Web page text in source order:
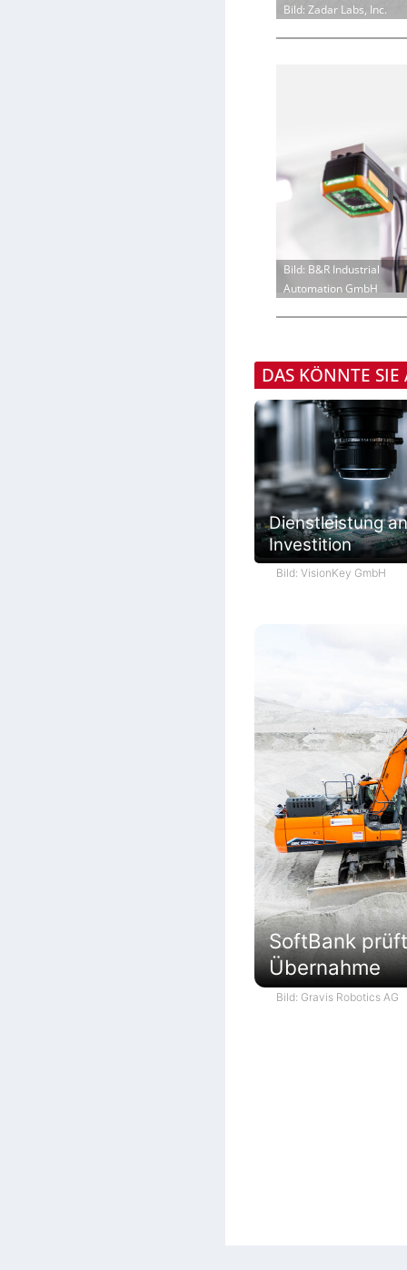
Bild: Zadar Labs, Inc.
Bild: B&R Industrial
Automation GmbH
DAS KÖNNTE SIE
Dienstleistung
Investition
Bild: VisionKey GmbH
SoftBank
Übernahme
Bild: Gravis Robotics AG